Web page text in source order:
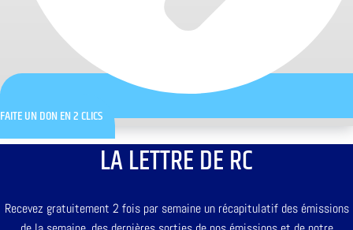
FAITE UN DON EN 2 CLICS
LA LETTRE DE RC
Recevez gratuitement 2 fois par semaine un récapitulatif des émissions